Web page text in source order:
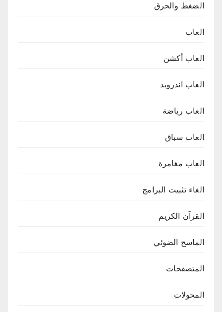
الضغط والحرق
العاب
العاب أكشن
العاب اندرويد
العاب رياضة
العاب سباق
العاب مغامرة
الغاء تثبيت البرامج
القرآن الكريم
الماسح الضوئي
المتصفحات
المحولات